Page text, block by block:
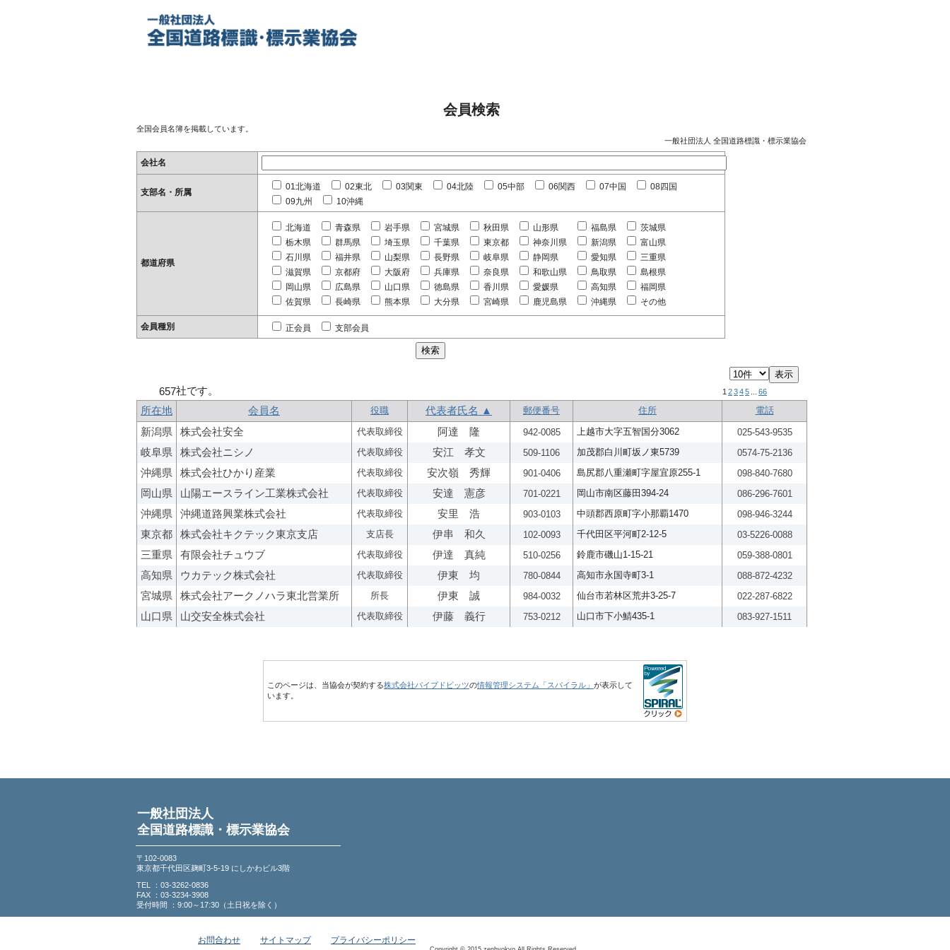
会員検索
全国会員名簿を掲載しています。
一般社団法人 全国道路標識・標示業協会
会社名
支部名・所属
01北海道 02東北 03関東 04北陸 05中部 06関西 07中国
08四国
09九州
10沖縄
都道府県
北海道 青森県 岩手県 宮城県 秋田県 山形県 福島県
茨城県
栃木県
群馬県 埼玉県 千葉県 東京都 神奈川県 新潟県
富山県
石川県
福井県 山梨県 長野県 岐阜県 静岡県 愛知県
三重県
滋賀県
京都府 大阪府 兵庫県 奈良県 和歌山県 鳥取県
島根県
岡山県
広島県 山口県 徳島県 香川県 愛媛県 高知県
福岡県
佐賀県
長崎県 熊本県 大分県 宮崎県 鹿児島県 沖縄県 その他
会員種別 正会員 支部会員
657社です。 1 2345 66
所在地 会員名 役職 代表者氏名 ▲ 郵便番号 住所 電話
新潟県 株式会社安全 代表取締役 阿達 隆 942-0085 上越市大字五智国分3062 025-543-9535
岐阜県 株式会社ニシノ 代表取締役 安江 孝文 509-1106 加茂郡白川町坂ノ東5739 0574-75-2136
沖縄県 株式会社ひかり産業 代表取締役 安次嶺 秀輝 901-0406 島尻郡八重瀬町字屋宜原255-1 098-840-7680
岡山県 山陽エースライン工業株式会社 代表取締役 安達 憲彦 701-0221 岡山市南区藤田394-24 086-296-7601
沖縄県 沖縄道路興業株式会社 代表取締役 安里 浩 903-0103 中頭郡西原町字小那覇1470 098-946-3244
東京都 株式会社キクテック東京支店 支店長 伊串 和久 102-0093 千代田区平河町2-12-5 03-5226-0088
三重県 有限会社チュウブ 代表取締役 伊達 真純 510-0256 鈴鹿市磯山1-15-21 059-388-0801
高知県 ウカテック株式会社 代表取締役 伊東 均 780-0844 高知市永国寺町3-1 088-872-4232
宮城県 株式会社アークノハラ東北営業所 所長 伊東 誠 984-0032 仙台市若林区荒井3-25-7 022-287-6822
山口県 山交安全株式会社 代表取締役 伊藤 義行 753-0212 山口市下小鯖435-1 083-927-1511
このページは、当協会が契約する株式会社パイプドビッツの情報管理システム「スパイラル」 が表示して
います。
一般社団法人
全国道路標識・標示業協会
〒102-0083
東京都千代田区麹町3-5-19 にしかわビル3階
TEL ：03-3262-0836
FAX ：03-3234-3908
受付時間 ：9:00～17:30（土日祝を除く）
お問合わせ サイトマップ プライバシーポリシー